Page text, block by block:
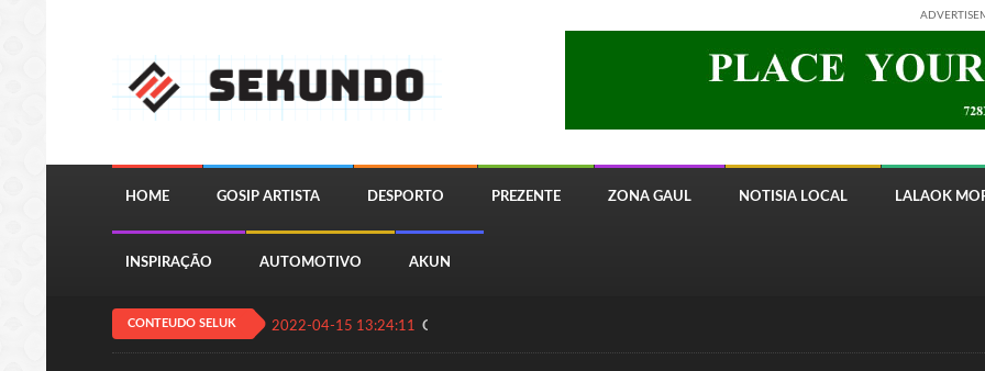
HOME GOSIP ARTISTA DESPORTO PREZENTE ZONA GAUL NOTISIA LOCAL LALAOK
INSPIRAÇÃO AUTOMOTIVO AKUN
CONTEUDO SELUK 2022-04-15 13:24:11 QUIZ JOGA 8820 Timor Telecom